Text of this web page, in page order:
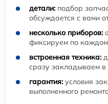
детали: подбор
обсуждается с вами
несколько приборов:
фиксируем по
встроенная техника:
сразу закладываем в
гарантия: условия
выполненного